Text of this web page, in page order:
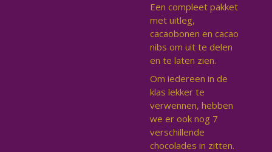
Een compleet pakket
met uitleg,
cacaobonen en cacao
nibs om uit te delen
en te laten zien.
Om iedereen in de
klas lekker te
verwennen, hebben
we er ook nog 7
verschillende
chocolades in zitten.